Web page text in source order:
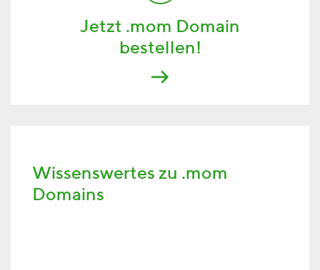
Jetzt .mom Domain
bestellen!
Wissenswertes zu .mom
Domains